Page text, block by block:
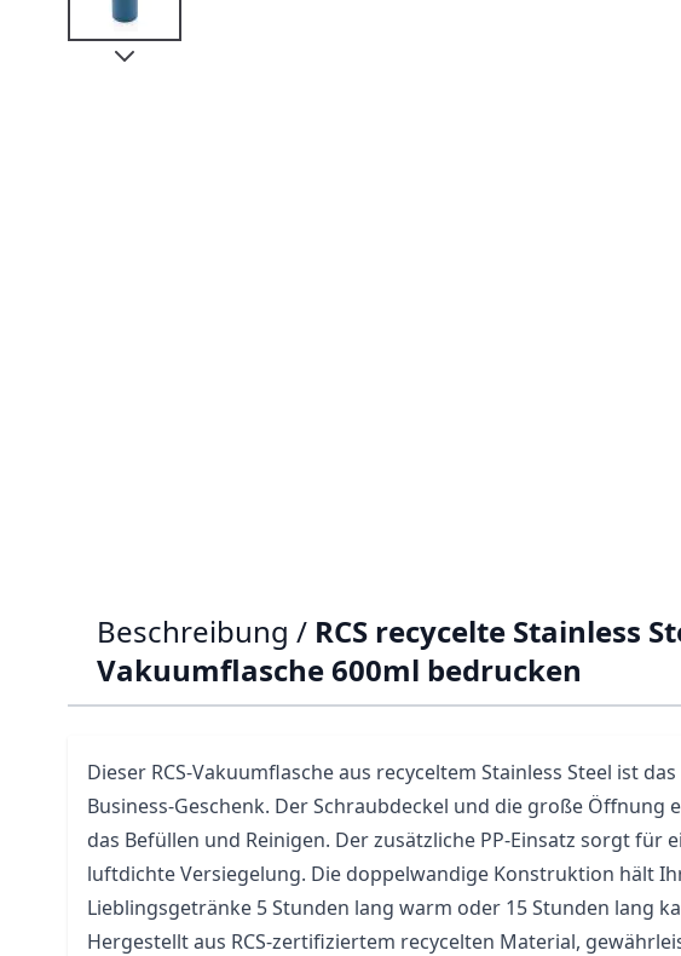
Beschreibung / RCS recycelte Stainless
Vakuumflasche 600ml bedrucken
Dieser RCS-Vakuumflasche aus recyceltem Stainless Steel ist
Business-Geschenk. Der Schraubdeckel und die große Öffnung
das Befüllen und Reinigen. Der zusätzliche PP-Einsatz sorgt für
luftdichte Versiegelung. Die doppelwandige Konstruktion hält
Lieblingsgetränke 5 Stunden lang warm oder 15 Stunden lang
Hergestellt aus RCS-zertifiziertem recycelten Material,